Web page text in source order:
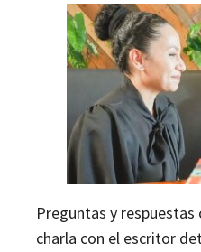
Preguntas y respuestas
charla con el escritor